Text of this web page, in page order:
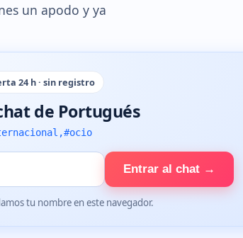
un apodo y ya
24 h · sin registro
de Portugués
Entrar al chat →
tu nombre en este navegador.